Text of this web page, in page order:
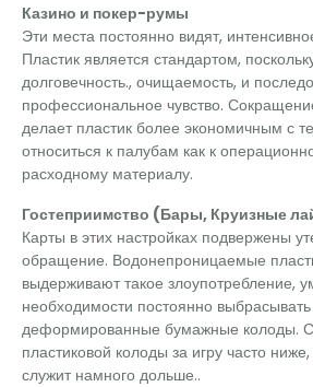
Казино и покер-румы
Эти места постоянно видят,
Пластик является стандартом,
долговечность., очищаемость, и
профессиональное чувство.
делает пластик более экономичным с
относиться к палубам как к
расходному материалу.
Гостеприимство (Бары, Круизные
Карты в этих настройках подвержены
обращение. Водонепроницаемые
выдерживают такое злоупотребление,
необходимости постоянно
деформированные бумажные колоды.
пластиковой колоды за игру часто
служит намного дольше..